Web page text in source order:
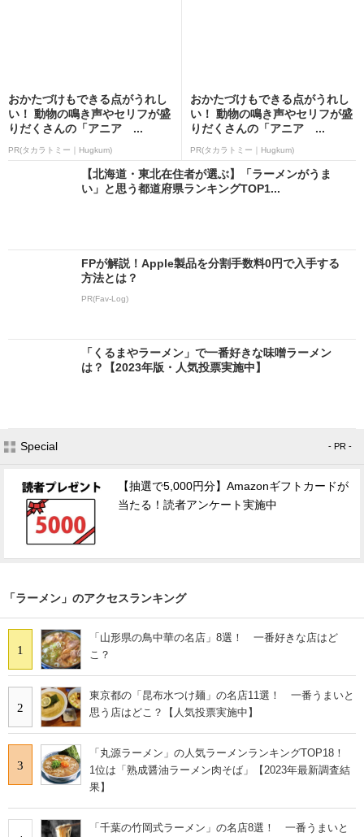
おかたづけもできる点がうれし
い！ 動物の鳴き声やセリフが盛
りだくさんの「アニア ...
PR(タカラトミー｜Hugkum)
おかたづけもできる点がうれし
い！ 動物の鳴き声やセリフが盛
りだくさんの「アニア ...
PR(タカラトミー｜Hugkum)
【北海道・東北在住者が選ぶ】「ラーメンがうま
い」と思う都道府県ランキングTOP1...
FPが解説！Apple製品を分割手数料0円で入手する
方法とは？
PR(Fav-Log)
「くるまやラーメン」で一番好きな味噌ラーメン
は？【2023年版・人気投票実施中】
Special - PR -
【抽選で5,000円分】Amazonギフトカードが
当たる！読者アンケート実施中
「ラーメン」のアクセスランキング
1
「山形県の鳥中華の名店」8選！ 一番好きな店はど
こ？
2
東京都の「昆布水つけ麺」の名店11選！ 一番うまいと
思う店はどこ？【人気投票実施中】
3
「丸源ラーメン」の人気ラーメンランキングTOP18！
1位は「熟成醤油ラーメン肉そば」【2023年最新調査結
果】
「千葉の竹岡式ラーメン」の名店8選！ 一番うまいと